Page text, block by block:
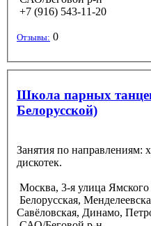
+7 (916) 543-11-20
Отзывы: 0
Школа парных
Белорусской)
Занятия по направлениям:
дискотек.
Москва, 3-я улица
Белорусская,
Савёловская, Динамо,